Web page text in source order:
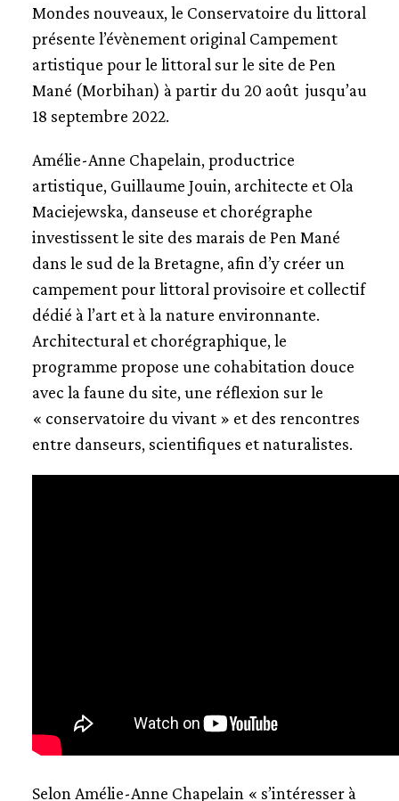
Mondes nouveaux, le Conservatoire du littoral
présente l’évènement original Campement
artistique pour le littoral sur le site de Pen
Mané (Morbihan) à partir du 20 août jusqu’au
18 septembre 2022.
Amélie-Anne Chapelain, productrice
artistique, Guillaume Jouin, architecte et Ola
Maciejewska, danseuse et chorégraphe
investissent le site des marais de Pen Mané
dans le sud de la Bretagne, afin d’y créer un
campement pour littoral provisoire et collectif
dédié à l’art et à la nature environnante.
Architectural et chorégraphique, le
programme propose une cohabitation douce
avec la faune du site, une réflexion sur le
« conservatoire du vivant » et des rencontres
entre danseurs, scientifiques et naturalistes.
Selon Amélie-Anne Chapelain « s’intéresser à